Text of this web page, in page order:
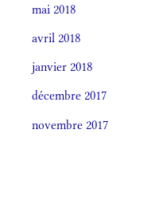
mai 2018
avril 2018
janvier 2018
décembre 2017
novembre 2017